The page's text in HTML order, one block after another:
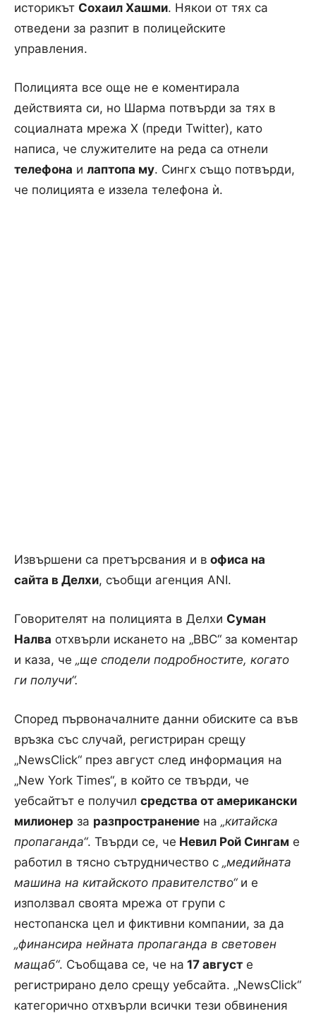
историкът Сохаил Хашми. Някои от тях са
отведени за разпит в полицейските
управления.
Полицията все още не е коментирала
действията си, но Шарма потвърди за тях в
социалната мрежа X (преди Twitter), като
написа, че служителите на реда са отнели
телефона и лаптопа му. Сингх също потвърди,
че полицията е иззела телефона ѝ.
Извършени са претърсвания и в офиса на
сайта в Делхи, съобщи агенция ANI.
Говорителят на полицията в Делхи Суман
Налва отхвърли искането на „BBC“ за коментар
и каза, че „ще сподели подробностите, когато
ги получи“.
Според първоначалните данни обиските са във
връзка със случай, регистриран срещу
„NewsClick“ през август след информация на
„New York Times“, в който се твърди, че
уебсайтът е получил средства от американски
милионер за разпространение на „китайска
пропаганда“. Твърди се, че Невил Рой Сингам е
работил в тясно сътрудничество с „медийната
машина на китайското правителство“и е
използвал своята мрежа от групи с
нестопанска цел и фиктивни компании, за да
„финансира нейната пропаганда в световен
мащаб“. Съобщава се, че на 17 август е
регистрирано дело срещу уебсайта. „NewsClick“
категорично отхвърли всички тези обвинения